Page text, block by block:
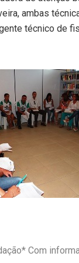
ambas
técnico de
Com